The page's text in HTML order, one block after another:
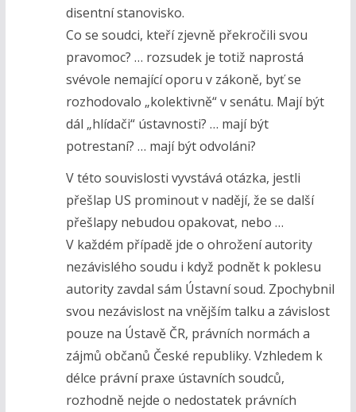
disentní stanovisko.
Co se soudci, kteří zjevně překročili svou
pravomoc? … rozsudek je totiž naprostá
svévole nemající oporu v zákoně, byť se
rozhodovalo „kolektivně“ v senátu. Mají být
dál „hlídači“ ústavnosti? … mají být
potrestaní? … mají být odvoláni?
V této souvislosti vyvstává otázka, jestli
přešlap US prominout v nadějí, že se další
přešlapy nebudou opakovat, nebo …
V každém případě jde o ohrožení autority
nezávislého soudu i když podnět k poklesu
autority zavdal sám Ústavní soud. Zpochybnil
svou nezávislost na vnějším talku a závislost
pouze na Ústavě ČR, právních normách a
zájmů občanů České republiky. Vzhledem k
délce právní praxe ústavních soudců,
rozhodně nejde o nedostatek právních